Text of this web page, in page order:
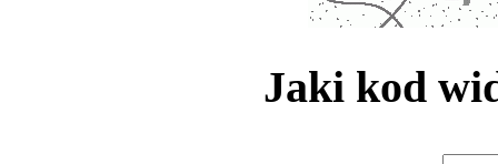
Jaki kod